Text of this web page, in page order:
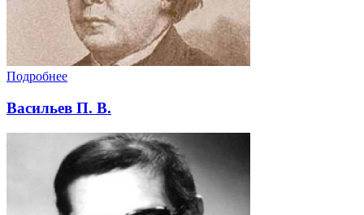
Подробнее
Васильев П. В.